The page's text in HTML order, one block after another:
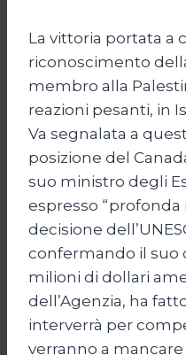
La vittoria portata a
riconoscimento
membro alla
reazioni pesanti, in
Va segnalata a
posizione del
suo ministro degli
espresso
decisione
confermando il suo
milioni di dollari
dell’Agenzia, ha
interverrà per
verranno a